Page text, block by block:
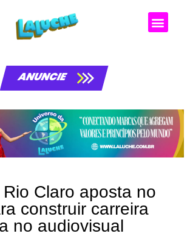
ANUNCIE
Claro aposta no
construir carreira
no audiovisual